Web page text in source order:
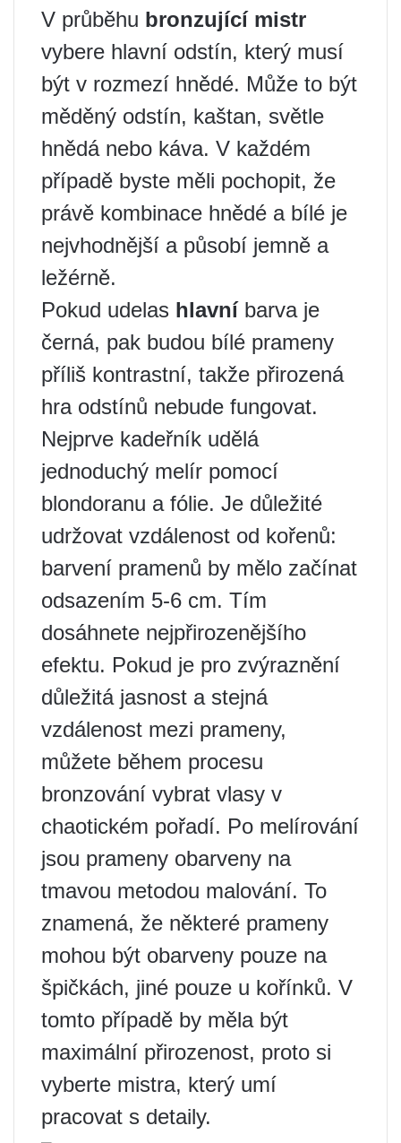
V průběhu bronzující mistr
vybere hlavní odstín, který musí
být v rozmezí hnědé. Může to být
měděný odstín, kaštan, světle
hnědá nebo káva. V každém
případě byste měli pochopit, že
právě kombinace hnědé a bílé je
nejvhodnější a působí jemně a
ležérně.
Pokud udelas hlavníbarva je
černá, pak budou bílé prameny
příliš kontrastní, takže přirozená
hra odstínů nebude fungovat.
Nejprve kadeřník udělá
jednoduchý melír pomocí
blondoranu a fólie. Je důležité
udržovat vzdálenost od kořenů:
barvení pramenů by mělo začínat
odsazením 5-6 cm. Tím
dosáhnete nejpřirozenějšího
efektu. Pokud je pro zvýraznění
důležitá jasnost a stejná
vzdálenost mezi prameny,
můžete během procesu
bronzování vybrat vlasy v
chaotickém pořadí. Po melírování
jsou prameny obarveny na
tmavou metodou malování. To
znamená, že některé prameny
mohou být obarveny pouze na
špičkách, jiné pouze u kořínků. V
tomto případě by měla být
maximální přirozenost, proto si
vyberte mistra, který umí
pracovat s detaily.